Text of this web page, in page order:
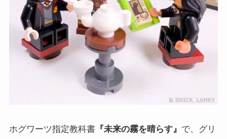
ホグワーツ指定教科書『未来の霧を晴らす』 で、グリ